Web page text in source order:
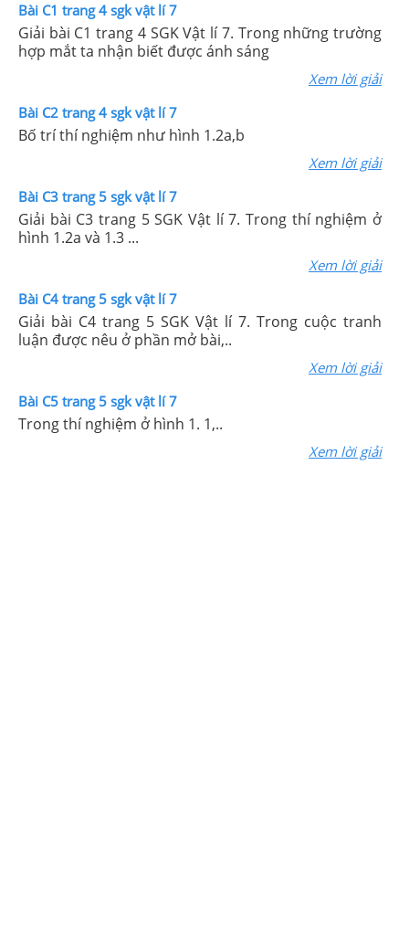
Bài C1 trang 4 sgk vật lí 7
Giải bài C1 trang 4 SGK Vật lí 7. Trong những trường
hợp mắt ta nhận biết được ánh sáng
Xem lời giải
Bài C2 trang 4 sgk vật lí 7
Bố trí thí nghiệm như hình 1.2a,b
Xem lời giải
Bài C3 trang 5 sgk vật lí 7
Giải bài C3 trang 5 SGK Vật lí 7. Trong thí nghiệm ở
hình 1.2a và 1.3 ...
Xem lời giải
Bài C4 trang 5 sgk vật lí 7
Giải bài C4 trang 5 SGK Vật lí 7. Trong cuộc tranh
luận được nêu ở phần mở bài,..
Xem lời giải
Bài C5 trang 5 sgk vật lí 7
Trong thí nghiệm ở hình 1. 1,..
Xem lời giải